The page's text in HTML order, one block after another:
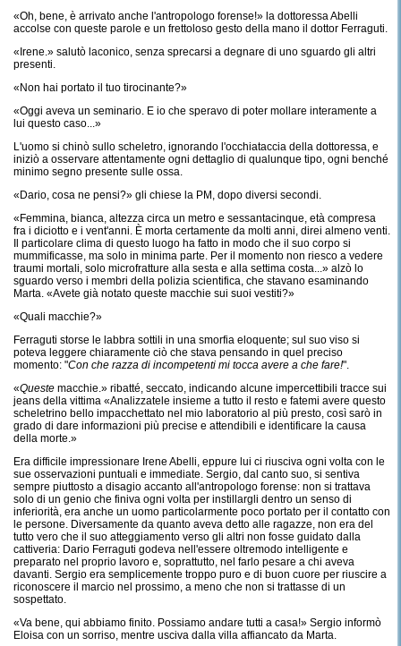
«Oh, bene, è arrivato anche l'antropologo forense!» la dottoressa Abelli
accolse con queste parole e un frettoloso gesto della mano il dottor Ferraguti.
«Irene.» salutò laconico, senza sprecarsi a degnare di uno sguardo gli altri
presenti.
«Non hai portato il tuo tirocinante?»
«Oggi aveva un seminario. E io che speravo di poter mollare interamente a
lui questo caso...»
L'uomo si chinò sullo scheletro, ignorando l'occhiataccia della dottoressa, e
iniziò a osservare attentamente ogni dettaglio di qualunque tipo, ogni benché
minimo segno presente sulle ossa.
«Dario, cosa ne pensi?» gli chiese la PM, dopo diversi secondi.
«Femmina, bianca, altezza circa un metro e sessantacinque, età compresa
fra i diciotto e i vent'anni. È morta certamente da molti anni, direi almeno venti.
Il particolare clima di questo luogo ha fatto in modo che il suo corpo si
mummificasse, ma solo in minima parte. Per il momento non riesco a vedere
traumi mortali, solo microfratture alla sesta e alla settima costa...» alzò lo
sguardo verso i membri della polizia scientifica, che stavano esaminando
Marta. «Avete già notato queste macchie sui suoi vestiti?»
«Quali macchie?»
Ferraguti storse le labbra sottili in una smorfia eloquente; sul suo viso si
poteva leggere chiaramente ciò che stava pensando in quel preciso
momento: "Con che razza di incompetenti mi tocca avere a che fare!".
«Queste macchie.» ribatté, seccato, indicando alcune impercettibili tracce sui
jeans della vittima «Analizzatele insieme a tutto il resto e fatemi avere questo
scheletrino bello impacchettato nel mio laboratorio al più presto, così sarò in
grado di dare informazioni più precise e attendibili e identificare la causa
della morte.»
Era difficile impressionare Irene Abelli, eppure lui ci riusciva ogni volta con le
sue osservazioni puntuali e immediate. Sergio, dal canto suo, si sentiva
sempre piuttosto a disagio accanto all'antropologo forense: non si trattava
solo di un genio che finiva ogni volta per instillargli dentro un senso di
inferiorità, era anche un uomo particolarmente poco portato per il contatto con
le persone. Diversamente da quanto aveva detto alle ragazze, non era del
tutto vero che il suo atteggiamento verso gli altri non fosse guidato dalla
cattiveria: Dario Ferraguti godeva nell'essere oltremodo intelligente e
preparato nel proprio lavoro e, soprattutto, nel farlo pesare a chi aveva
davanti. Sergio era semplicemente troppo puro e di buon cuore per riuscire a
riconoscere il marcio nel prossimo, a meno che non si trattasse di un
sospettato.
«Va bene, qui abbiamo finito. Possiamo andare tutti a casa!» Sergio informò
Eloisa con un sorriso, mentre usciva dalla villa affiancato da Marta.